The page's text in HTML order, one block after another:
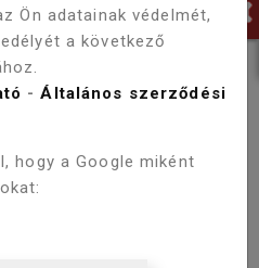
Ön adatainak védelmét,
a következő
-Általános szerződési
hogy a Google miként